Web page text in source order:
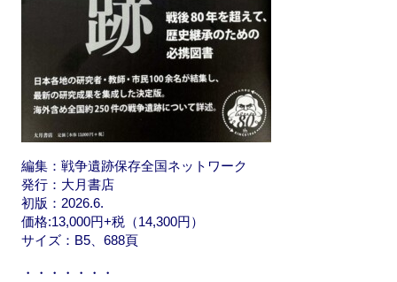
編集：戦争遺跡保存全国ネットワーク
発行：大月書店
初版：2026.6.
価格:13,000円+税（14,300円）
サイズ：B5、688頁
・・・・・・・